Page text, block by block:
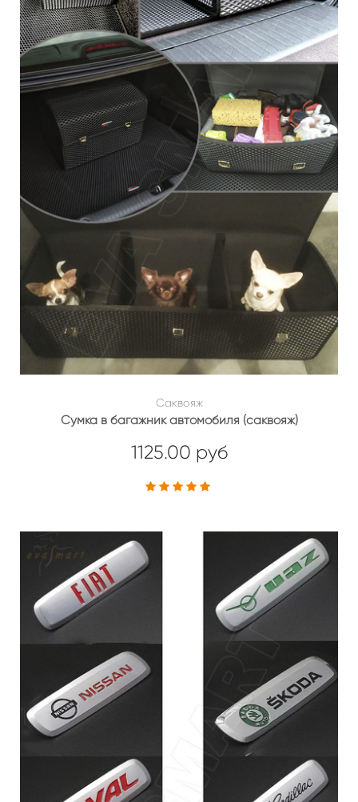
Саквояж
Сумка в багажник автомобиля (саквояж)
1125.00 руб